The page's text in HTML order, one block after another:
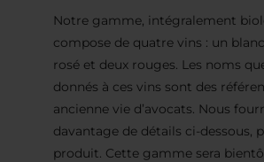
Notre gamme, intégralement
compose de quatre vins : un
rosé et deux rouges. Les noms
donnés à ces vins sont des
ancienne vie d’avocats. Nous
davantage de détails ci-dessous,
produit. Cette gamme sera